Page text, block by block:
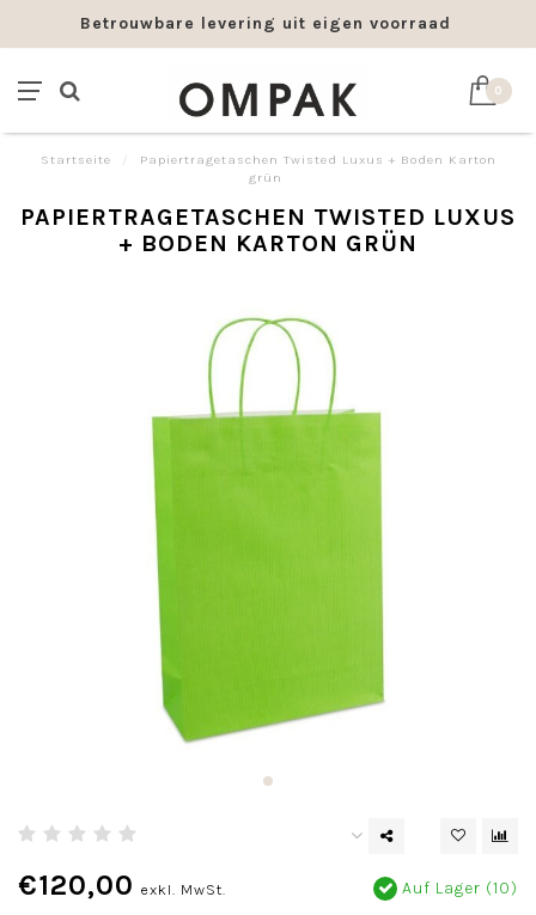
Betrouwbare levering uit eigen voorraad
0
Startseite
Papiertragetaschen Twisted Luxus + Boden Karton
grün
PAPIERTRAGETASCHEN TWISTED LUXUS
+ BODEN KARTON GRÜN
€120,00 exkl. MwSt. Auf Lager (10)